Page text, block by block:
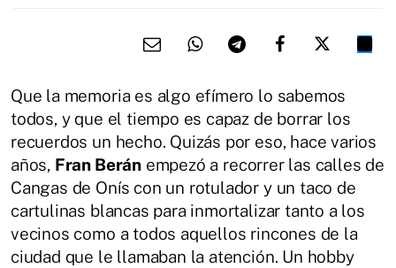
Que la memoria es algo efímero lo sabemos
todos, y que el tiempo es capaz de borrar los
recuerdos un hecho. Quizás por eso, hace varios
años, Fran Beránempezó a recorrer las calles de
Cangas de Onís con un rotulador y un taco de
cartulinas blancas para inmortalizar tanto a los
vecinos como a todos aquellos rincones de la
ciudad que le llamaban la atención. Un hobby